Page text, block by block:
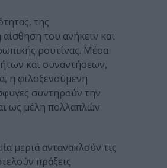
της
του ανήκειν και
ρουτίνας. Μέσα
και συναντήσεων,
η φιλοξενούµενη
συντηρούν την
ως µέλη πολλαπλών
µεριά αντανακλούν τις
πράξεις